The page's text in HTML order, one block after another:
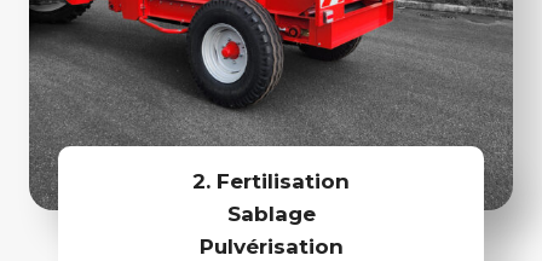
2. Fertilisation
Sablage
Pulvérisation